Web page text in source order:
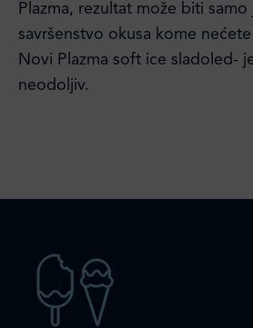
Plazma, rezultat može biti samo
savršenstvo okusa kome
Novi Plazma soft ice sladoled-
neodoljiv.